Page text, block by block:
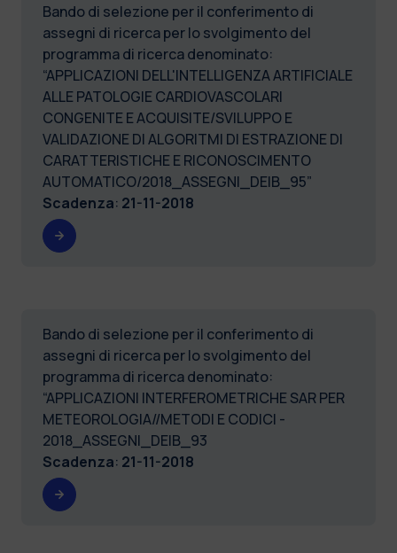
Bando di selezione per il conferimento di
assegni di ricerca per lo svolgimento del
programma di ricerca denominato:
“APPLICAZIONI DELL'INTELLIGENZA ARTIFICIALE
ALLE PATOLOGIE CARDIOVASCOLARI
CONGENITE E ACQUISITE/SVILUPPO E
VALIDAZIONE DI ALGORITMI DI ESTRAZIONE DI
CARATTERISTICHE E RICONOSCIMENTO
AUTOMATICO/2018_ASSEGNI_DEIB_95”
Scadenza: 21-11-2018
Bando di selezione per il conferimento di
assegni di ricerca per lo svolgimento del
programma di ricerca denominato:
“APPLICAZIONI INTERFEROMETRICHE SAR PER
METEOROLOGIA//METODI E CODICI -
2018_ASSEGNI_DEIB_93
Scadenza: 21-11-2018